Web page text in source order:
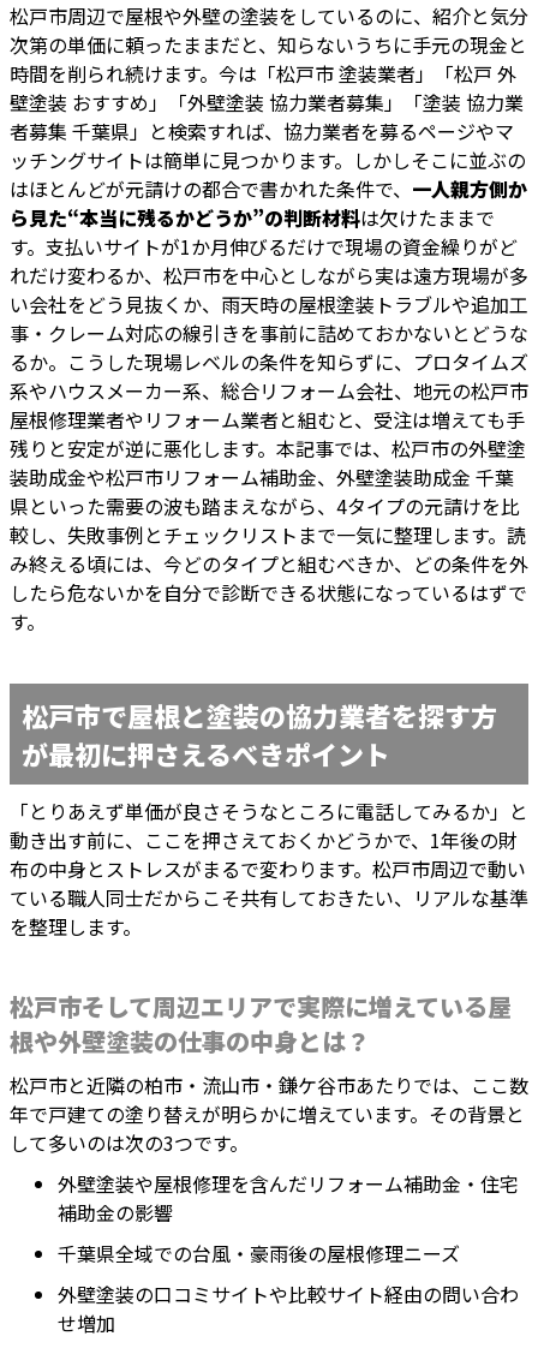
松戸市周辺で屋根や外壁の塗装をしているのに、紹介と気分
次第の単価に頼ったままだと、知らないうちに手元の現金と
時間を削られ続けます。今は「松戸市 塗装業者」「松戸 外
壁塗装 おすすめ」「外壁塗装 協力業者募集」「塗装 協力業
者募集 千葉県」と検索すれば、協力業者を募るページやマ
ッチングサイトは簡単に見つかります。しかしそこに並ぶの
はほとんどが元請けの都合で書かれた条件で、 一人親方側か
ら見た“本当に残るかどうか”の判断材料は欠けたままで
す。支払いサイトが1か月伸びるだけで現場の資金繰りがど
れだけ変わるか、松戸市を中心としながら実は遠方現場が多
い会社をどう見抜くか、雨天時の屋根塗装トラブルや追加工
事・クレーム対応の線引きを事前に詰めておかないとどうな
るか。こうした現場レベルの条件を知らずに、プロタイムズ
系やハウスメーカー系、総合リフォーム会社、地元の松戸市
屋根修理業者やリフォーム業者と組むと、受注は増えても手
残りと安定が逆に悪化します。本記事では、松戸市の外壁塗
装助成金や松戸市リフォーム補助金、外壁塗装助成金 千葉
県といった需要の波も踏まえながら、4タイプの元請けを比
較し、失敗事例とチェックリストまで一気に整理します。読
み終える頃には、今どのタイプと組むべきか、どの条件を外
したら危ないかを自分で診断できる状態になっているはずで
す。
松戸市で屋根と塗装の協力業者を探す方
が最初に押さえるべきポイント
「とりあえず単価が良さそうなところに電話してみるか」と
動き出す前に、ここを押さえておくかどうかで、1年後の財
布の中身とストレスがまるで変わります。松戸市周辺で動い
ている職人同士だからこそ共有しておきたい、リアルな基準
を整理します。
松戸市そして周辺エリアで実際に増えている屋
根や外壁塗装の仕事の中身とは？
松戸市と近隣の柏市・流山市・鎌ケ谷市あたりでは、ここ数
年で戸建ての塗り替えが明らかに増えています。その背景と
して多いのは次の3つです。
外壁塗装や屋根修理を含んだリフォーム補助金・住宅
補助金の影響
千葉県全域での台風・豪雨後の屋根修理ニーズ
外壁塗装の口コミサイトや比較サイト経由の問い合わ
せ増加